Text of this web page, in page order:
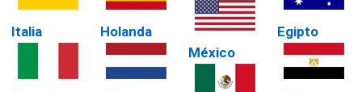
Italia Holanda
México
Egipto